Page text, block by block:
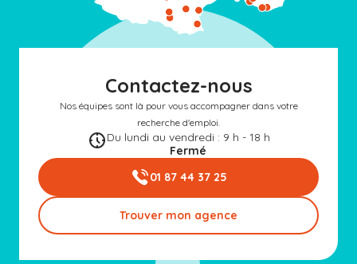
Contactez-nous
Nos équipes sont là pour vous accompagner dans votre
recherche d'emploi.
Du lundi au vendredi : 9 h - 18 h
Fermé
01 87 44 37 25
Trouver mon agence